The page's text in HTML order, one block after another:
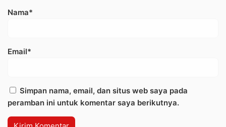
Nama*
Email*
Simpan nama, email, dan situs web saya pada
peramban ini untuk komentar saya berikutnya.